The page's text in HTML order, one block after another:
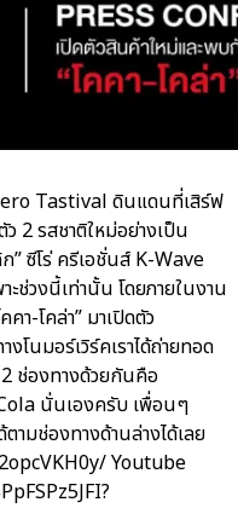
Tastival ดินแดนที่เสิร์ฟ
ว 2 รสชาติใหม่อย่างเป็น
” ซีโร่ ครีเอชั่นส์ K-Wave
ช่วงนี้เท่านั้น โดยภายในงาน
-โคล่า” มาเปิดตัว
นมอร์เวิร์คเราได้ถ่ายทอด
ช่องทางด้วยกันคือ
นั่นเองครับ เพื่อนๆ
ามช่องทางด้านล่างได้เลย
Youtube